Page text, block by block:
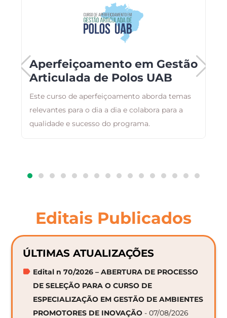
Aperfeiçoamento em Gestão
Articulada de Polos UAB
Este curso de aperfeiçoamento aborda temas
relevantes para o dia a dia e colabora para a
qualidade e sucesso do programa.
Editais Publicados
ÚLTIMAS ATUALIZAÇÕES
Edital n 70/2026 – ABERTURA DE PROCESSO
DE SELEÇÃO PARA O CURSO DE
ESPECIALIZAÇÃO EM GESTÃO DE AMBIENTES
PROMOTORES DE INOVAÇÃO - 07/08/2026